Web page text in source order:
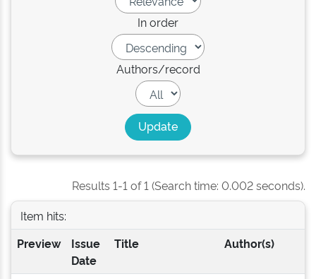
In order
Authors/record
Results 1-1 of 1 (Search time: 0.002 seconds).
Item hits:
Preview
Issue
Date
Title Author(s)